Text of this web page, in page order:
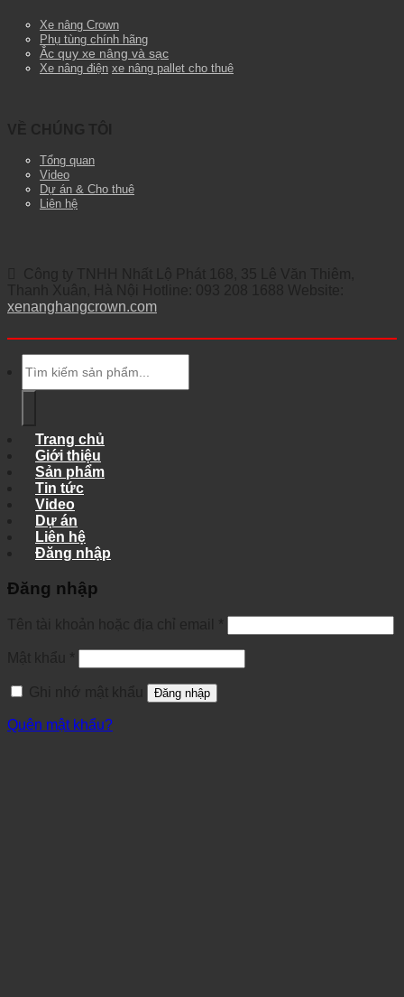
Xe nâng Crown
Phụ tùng chính hãng
Ắc quy xe nâng và sạc
Xe nâng điện xe nâng pallet cho thuê
Tổng quan
Video
Dự án & Cho thuê
Liên hệ
xenanghangcrown.com
kiếm:
Trang chủ
Giới thiệu
Sản phẩm
Tin tức
Video
Dự án
Liên hệ
Đăng nhập
Đăng nhập
Đăng nhập
Quên mật khẩu?